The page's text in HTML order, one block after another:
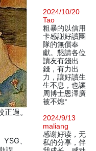
過。
、
2024/10/20
Tao
粗暴的以信用
卡感謝好讀團
隊的無償奉
獻。懇請各位
讀友有錢出
錢，有力出
力，讓好讀生
生不息，也讓
周博士恩澤廣
被不熄°
2024/9/13
maliang
感谢好读，无
私的分享，伴